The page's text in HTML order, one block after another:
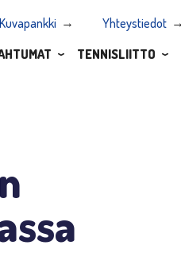
Kuvapankki Yhteystiedot
TENNISLIITTO